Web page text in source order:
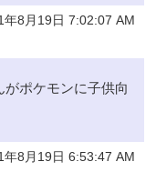
年8月19日 7:02:07 AM
がポケモンに子供向
年8月19日 6:53:47 AM